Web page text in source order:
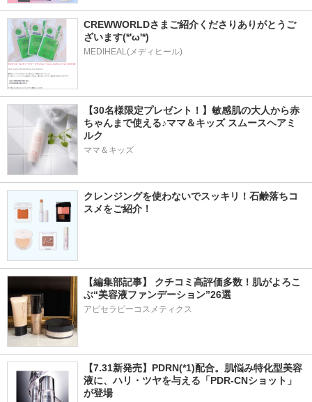
CREWWORLDさまご紹介くださりありがとうご
ざいます(*'ω'*)
MEDIHEAL(メディヒール)
【30名様限定プレゼント！】敏感肌の大人から赤
ちゃんまで使える♪ママ＆キッズ スムースヘアミ
ルク
ママ＆キッズ
クレンジングを使わないでスッキリ！石鹸落ちコ
スメをご紹介！
【編集部記事】 クチコミ高評価多数！肌がよろこ
ぶ“美容液ファンデーション”26選
アピセラピーコスメティクス
【7.31新発売】PDRN(*1)配合。肌悩み特化型美容
液に、ハリ・ツヤを与える「PDR-CNショット」
が登場